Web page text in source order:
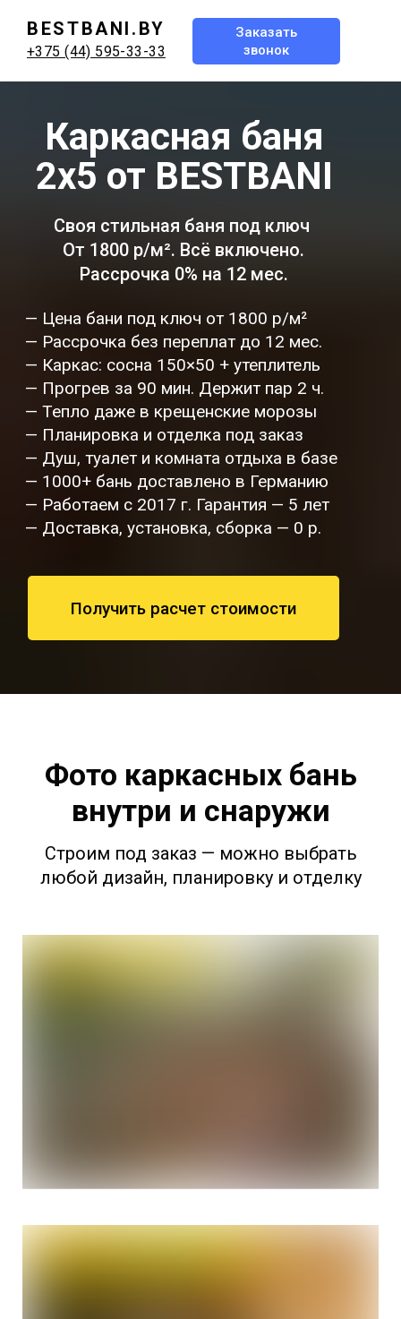
+375 (44) 595-33-33
Заказать
звонок
BESTBANI.BY
Своя стильная баня под ключ
От 1800 р/м². Всё включено.
Рассрочка 0% на 12 мес.
— Цена бани под ключ от 1800 р/м²
— Рассрочка без переплат до 12 мес.
— Каркас: сосна 150×50 + утеплитель
— Прогрев за 90 мин. Держит пар 2 ч.
— Тепло даже в крещенские морозы
— Планировка и отделка под заказ
— Душ, туалет и комната отдыха в базе
— 1000+ бань доставлено в Германию
— Работаем с 2017 г. Гарантия — 5 лет
— Доставка, установка, сборка — 0 р.
Получить расчет стоимости
Каркасная баня
2x5 от BESTBANI
Фото каркасных бань
внутри и снаружи
Строим под заказ — можно выбрать
любой дизайн, планировку и отделку